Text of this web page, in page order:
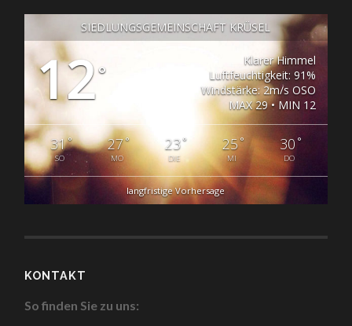
SIEDLUNGSGEMEINSCHAFT KRÜSEL
12°
Klarer Himmel
Luftfeuchtigkeit: 91%
Windstärke: 2m/s OSO
MAX 29 • MIN 12
31°
SO
27°
MO
23°
DIE
25°
MI
30 °
DO
langfristige Vorhersage
KONTAKT
So finden Sie zu uns: